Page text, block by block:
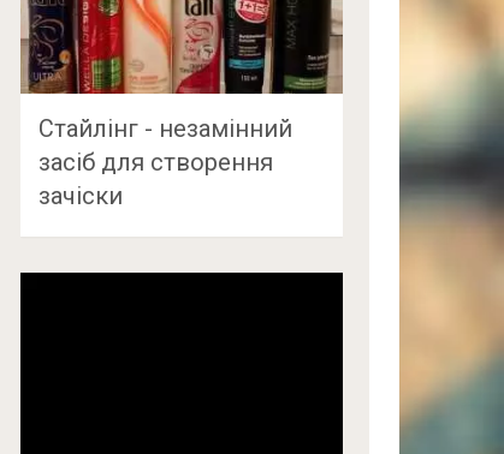
Стайлінг - незамінний
засіб для створення
зачіски